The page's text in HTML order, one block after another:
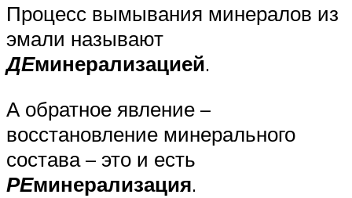
Процесс вымывания минералов из
эмали называют
ДЕминерализацией.
А обратное явление –
восстановление минерального
состава – это и есть
РЕминерализация.